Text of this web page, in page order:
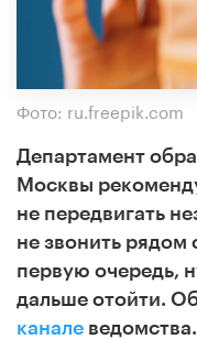
Фото: ru.freepik.com
Департамент
Москвы
не передвигать
не звонить рядом
первую очередь,
дальше отойти.
канале ведомства.